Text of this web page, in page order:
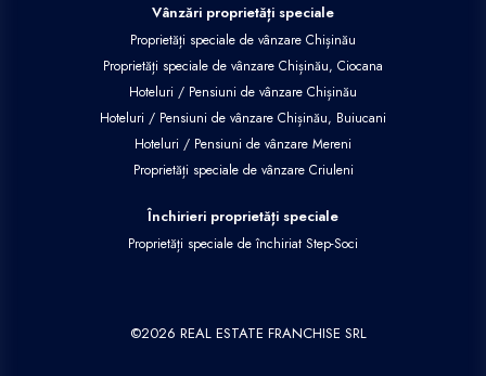
Vânzări proprietăți speciale
Proprietăți speciale de vânzare Chișinău
Proprietăți speciale de vânzare Chișinău, Ciocana
Hoteluri / Pensiuni de vânzare Chișinău
Hoteluri / Pensiuni de vânzare Chișinău, Buiucani
Hoteluri / Pensiuni de vânzare Mereni
Proprietăți speciale de vânzare Criuleni
Închirieri proprietăți speciale
Proprietăți speciale de închiriat Step-Soci
©2026 REAL ESTATE FRANCHISE SRL